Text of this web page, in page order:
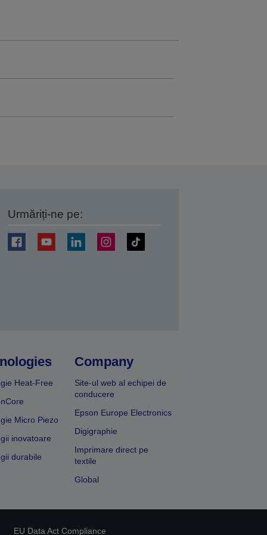
Urmăriți-ne pe:
Heat-Free
Micro Piezo
inovatoare
durabile
Company
Site-ul web al echipei de
conducere
Epson Europe Electronics
Digigraphie
Imprimare direct pe
textile
Global
EU Data Act Compliance